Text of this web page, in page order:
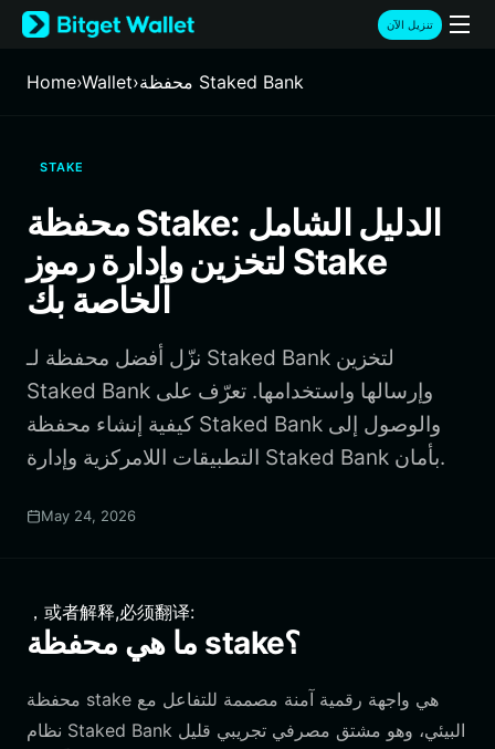
English
日本語
Русский
Italiano
Deutsch
简体中文
繁體中文
Português (Portugal)
ภาษาไทย
हिन्दी
Español
Português (Brasil)
تنزيل الآن
Home›Wallet› محفظة Staked Bank
STAKE
محفظة Stake: الدليل الشامل
لتخزين وإدارة رموز Stake
الخاصة بك
نزّل أفضل محفظة لـ Staked Bank لتخزين
Staked Bank وإرسالها واستخدامها. تعرّف على
كيفية إنشاء محفظة Staked Bank والوصول إلى
التطبيقات اللامركزية وإدارة Staked Bank بأمان.
May 24, 2026
，或者解释,必须翻译:
ما هي محفظة stake؟
محفظة stake هي واجهة رقمية آمنة مصممة للتفاعل مع
نظام Staked Bank البيئي، وهو مشتق مصرفي تجريبي قليل